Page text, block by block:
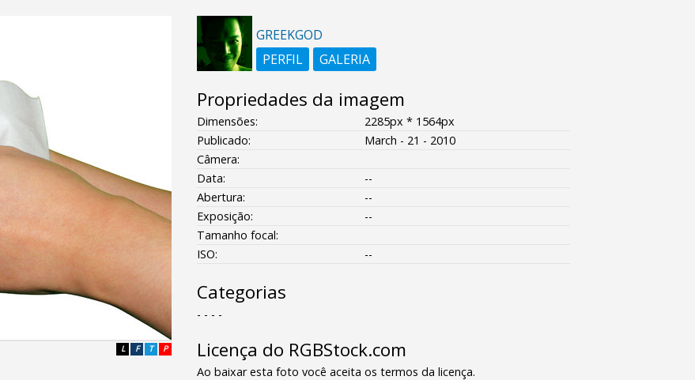
P
T
F
L
GREEKGOD
PERFIL
GALERIA
Propriedades da imagem
Dimensões:
2285px * 1564px
Publicado:
March - 21 - 2010
Câmera:
Data:
--
Abertura:
--
Exposição:
--
Tamanho focal:
ISO:
--
Categorias
- - - -
Licença do RGBStock.com
Ao baixar esta foto você aceita os termos da licença.